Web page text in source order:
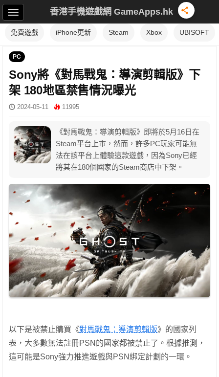
香港手機遊戲網 GameApps.hk
免費遊戲 iPhone更新 Steam Xbox UBISOFT
PC
Sony將《對馬戰鬼：導演剪輯版》下
架 180地區禁售情況曝光
2024-05-11 11995
《對馬戰鬼：導演剪輯版》即將於5月16日在
Steam平台上市，然而，許多PC玩家可能無
法在該平台上體驗這款遊戲，因為Sony已經
將其在180個國家的Steam商店中下架。
以下是被禁止購買《對馬戰鬼：導演剪輯版》的國家列
表，大多數無法註冊PSN的國家都被禁止了。根據推測，
這可能是Sony強力推進遊戲與PSN綁定計劃的一環。